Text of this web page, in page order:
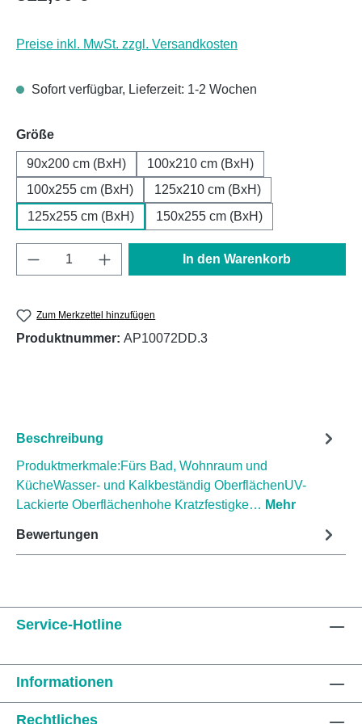
Preise inkl. MwSt. zzgl. Versandkosten
Sofort verfügbar, Lieferzeit: 1-2 Wochen
Größeauswählen
90x200 cm (BxH)
100x210 cm (BxH)
100x255 cm (BxH)
125x210 cm (BxH)
125x255 cm (BxH)
150x255 cm (BxH)
Produkt Anzahl: Gib den gewünschten
In den Warenkorb
Zum Merkzettel hinzufügen
Produktnummer: AP10072DD.3
Beschreibung
Produktmerkmale:Fürs Bad, Wohnraum und
KücheWasser- und Kalkbeständig OberflächenUV-
Lackierte Oberflächenhohe Kratzfestigke… Mehr
Bewertungen
Service-Hotline
Informationen
Rechtliches